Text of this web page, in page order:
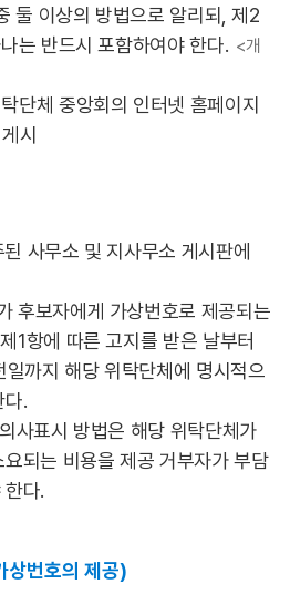
둘 이상의 방법으로 알리되, 제2
는 반드시 포함하여야 한다. <개
단체 중앙회의 인터넷 홈페이지
시
사무소 및 지사무소 게시판에
후보자에게 가상번호로 제공되는
1항에 따른 고지를 받은 날부터
까지 해당 위탁단체에 명시적으
다.
사표시 방법은 해당 위탁단체가
되는 비용을 제공 거부자가 부담
다.
상번호의 제공)